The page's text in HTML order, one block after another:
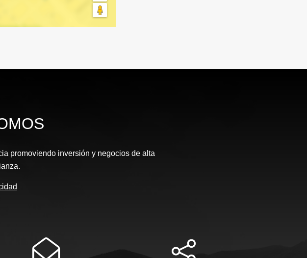
promoviendo inversión y negocios de alta